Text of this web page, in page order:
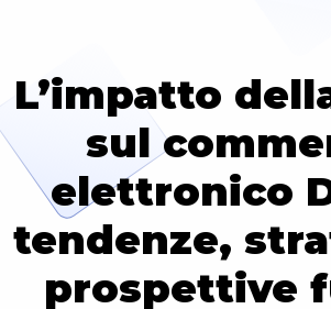
L’impatto
sul
elettronico
tendenze,
prospettive